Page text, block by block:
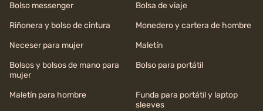
Bolso messenger
Bolsa de viaje
Riñonera y bolso de cintura
Monedero y cartera de hombre
Neceser para mujer
Maletín
Bolsos y bolsos de mano para
mujer
Bolso para portátil
Maletín para hombre
Funda para portátil y laptop
sleeves